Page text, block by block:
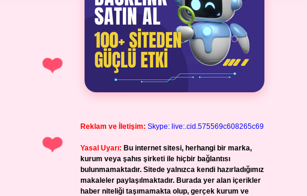
Reklam ve İletişim: Skype: live:.cid.575569c608265c69
Yasal Uyarı: Bu internet sitesi, herhangi bir marka,
kurum veya şahıs şirketi ile hiçbir bağlantısı
bulunmamaktadır. Sitede yalnızca kendi hazırladığımız
makaleler paylaşılmaktadır. Burada yer alan içerikler
haber niteliği taşımamakta olup, gerçek kurum ve